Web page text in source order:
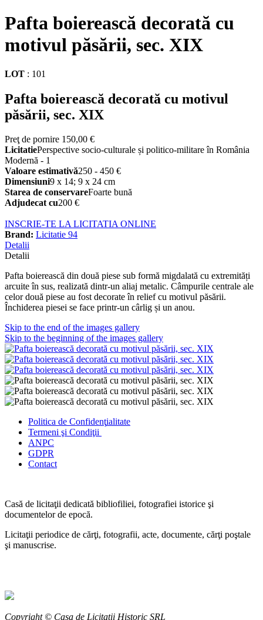
Pafta boierească decorată cu
motivul păsării, sec. XIX
LOT : 101
Pafta boierească decorată cu motivul
păsării, sec. XIX
Preţ de pornire 150,00 €
LicitatiePerspective socio-culturale și politico-militare în România
Modernă - 1
Valoare estimativă250 - 450 €
Dimensiuni9 x 14; 9 x 24 cm
Starea de conservareFoarte bună
Adjudecat cu200 €
INSCRIE-TE LA LICITATIA ONLINE
Brand: Licitatie 94
Detalii
Detalii
Pafta boierească din două piese sub formă migdalată cu extremități
arcuite în sus, realizată dintr-un aliaj metalic. Câmpurile centrale ale
celor două piese au fost decorate în relief cu motivul păsării.
Închiderea piesei se face printr-un cârlig și un anou.
Skip to the end of the images gallery
Skip to the beginning of the images gallery
Politica de Confidenţialitate
Termeni şi Condiţii
ANPC
GDPR
Contact
Casă de licitaţii dedicată bibliofiliei, fotografiei istorice şi
documentelor de epocă.
Licitaţii periodice de cărţi, fotografii, acte, documente, cărţi poştale
şi manuscrise.
Copyright © Casa de Licitaţii Historic SRL